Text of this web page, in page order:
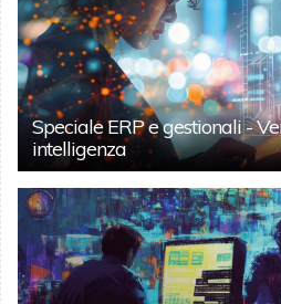
Speciale ERP e gestionali -
intelligenza